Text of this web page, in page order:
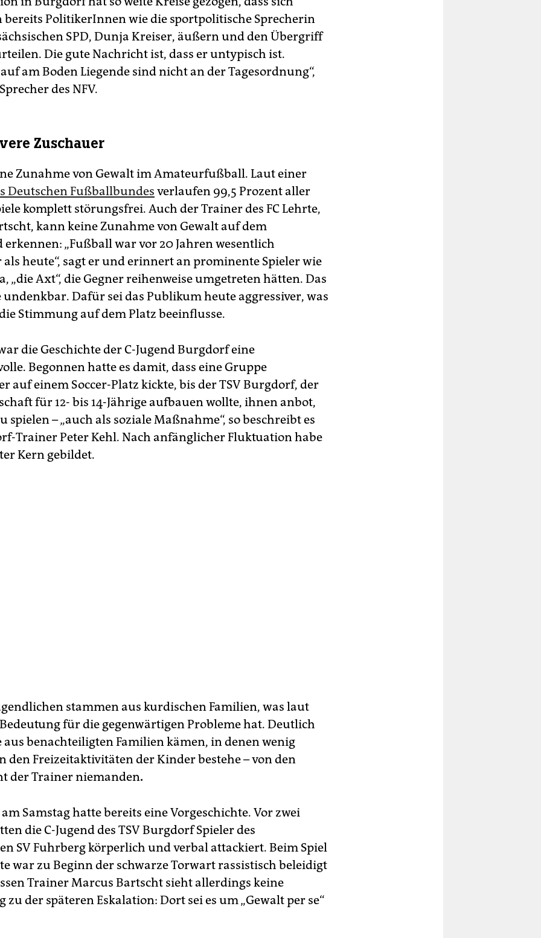
bereits PolitikerInnen wie die sportpolitische Sprecherin
SPD, Dunja Kreiser, äußern und den Übergriff
Die gute Nachricht ist, dass er untypisch ist.
am Boden Liegende sind nicht an der Tagesordnung“,
des NFV.
Zuschauer
Zunahme von Gewalt im Amateurfußball. Laut einer
Deutschen Fußballbundes verlaufen 99,5 Prozent aller
komplett störungsfrei. Auch der Trainer des FC Lehrte,
kann keine Zunahme von Gewalt auf dem
„Fußball war vor 20 Jahren wesentlich
als heute“, sagt er und erinnert an prominente Spieler wie
„die Axt“, die Gegner reihenweise umgetreten hätten. Das
Dafür sei das Publikum heute aggressiver, was
Stimmung auf dem Platz beeinflusse.
die Geschichte der C-Jugend Burgdorf eine
Begonnen hatte es damit, dass eine Gruppe
auf einem Soccer-Platz kickte, bis der TSV Burgdorf, der
für 12- bis 14-Jährige aufbauen wollte, ihnen anbot,
spielen – „auch als soziale Maßnahme“, so beschreibt es
Trainer Peter Kehl. Nach anfänglicher Fluktuation habe
Kern gebildet.
stammen aus kurdischen Familien, was laut
für die gegenwärtigen Probleme hat. Deutlich
aus benachteiligten Familien kämen, in denen wenig
den Freizeitaktivitäten der Kinder bestehe – von den
der Trainer niemanden.
Samstag hatte bereits eine Vorgeschichte. Vor zwei
die C-Jugend des TSV Burgdorf Spieler des
SV Fuhrberg körperlich und verbal attackiert. Beim Spiel
war zu Beginn der schwarze Torwart rassistisch beleidigt
Trainer Marcus Bartscht sieht allerdings keine
zu der späteren Eskalation: Dort sei es um „Gewalt per se“